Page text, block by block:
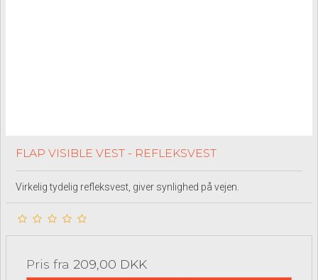
FLAP VISIBLE VEST - REFLEKSVEST
Virkelig tydelig refleksvest, giver synlighed på vejen.
Pris fra 209,00 DKK